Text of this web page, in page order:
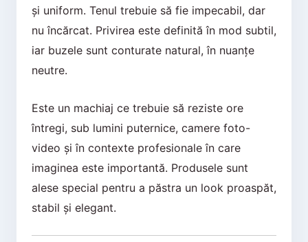
și uniform. Tenul trebuie să fie impecabil, dar
nu încărcat. Privirea este definită în mod subtil,
iar buzele sunt conturate natural, în nuanțe
neutre.
Este un machiaj ce trebuie să reziste ore
întregi, sub lumini puternice, camere foto-
video și în contexte profesionale în care
imaginea este importantă. Produsele sunt
alese special pentru a păstra un look proaspăt,
stabil și elegant.